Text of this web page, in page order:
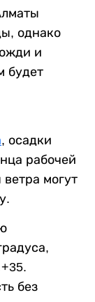
однако
и
будет
, осадки
рабочей
могут
без